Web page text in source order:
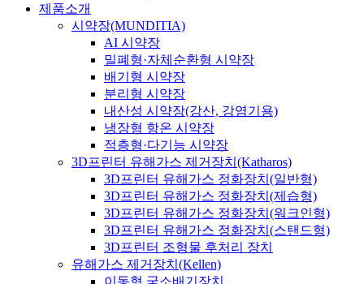
제품소개
시약장(MUNDITIA)
AI 시약장
밀폐형·자체순환형 시약장
배기형 시약장
분리형 시약장
내산성 시약장(강산, 강염기용)
냉장형 항온 시약장
적층형·다기능 시약장
3D프린터 유해가스 제거장치(Katharos)
3D프린터 유해가스 정화장치(일반형)
3D프린터 유해가스 정화장치(제습형)
3D프린터 유해가스 정화장치(워크인형)
3D프린터 유해가스 정화장치(스탠드형)
3D프린터 조형물 후처리 장치
유해가스 제거장치(Kellen)
이동형 국소배기장치